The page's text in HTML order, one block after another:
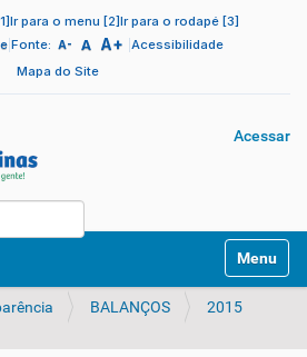
Ir para o menu [2]Ir para o rodapé [3]
| Fonte: A- A A+ Acessibilidade
Mapa do Site
Acessar
Toggle
BALANÇOS
2015